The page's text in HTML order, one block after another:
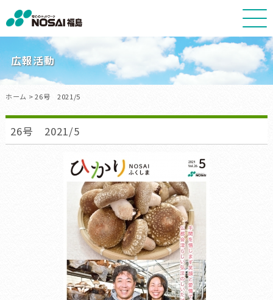
NOSAI
福
広報活動
ホーム > 26号 2021/5
26号 2021/5